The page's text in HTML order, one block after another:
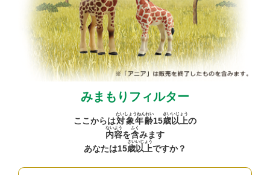
みまもりフィルター
ここからは対象年齢
たいしょうねんれい
15歳
さい
以上
いじょう
の
内容
ないよう
を含
ふく
みます
あなたは15歳
さい
以上
いじょう
ですか？